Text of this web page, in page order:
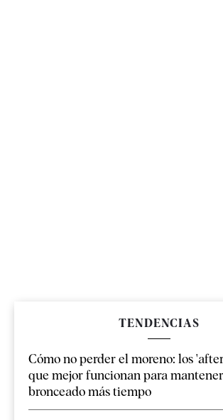
TENDENCIAS
Cómo no perder el moreno: los
que mejor funcionan para
bronceado más tiempo